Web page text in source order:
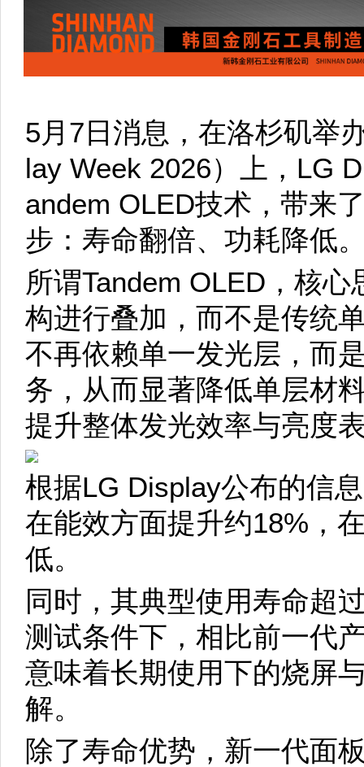
5月7日消息，在洛杉矶举
lay Week 2026）上，LG
andem OLED技术，带来
步：寿命翻倍、功耗降低
所谓Tandem OLED，核
构进行叠加，而不是传统
不再依赖单一发光层，而
务，从而显著降低单层材
提升整体发光效率与亮度
根据LG Display公布的信
在能效方面提升约18%，
低。
同时，其典型使用寿命超
测试条件下，相比前一代
意味着长期使用下的烧屏
解。
除了寿命优势，新一代面